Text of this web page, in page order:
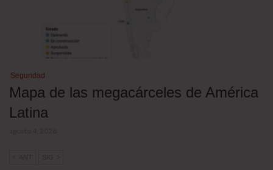
Seguridad
Mapa de las megacárceles de América
Latina